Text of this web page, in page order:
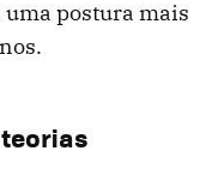
uma postura mais